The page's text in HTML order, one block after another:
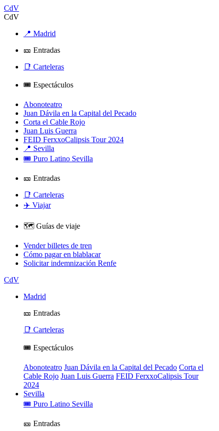
CdV
CdV
📍 Madrid
🎫 Entradas
📑 Carteleras
🎟️ Espectáculos
Abonoteatro
Juan Dávila en la Capital del Pecado
Corta el Cable Rojo
Juan Luis Guerra
FEID FerxxoCalipsis Tour 2024
📍 Sevilla
🎟️ Puro Latino Sevilla
🎫 Entradas
📑 Carteleras
✈️ Viajar
🗺️ Guías de viaje
Vender billetes de tren
Cómo pagar en blablacar
Solicitar indemnización Renfe
CdV
Madrid
🎫 Entradas
📑 Carteleras
🎟️ Espectáculos
Abonoteatro Juan Dávila en la Capital del Pecado Corta el
Cable Rojo Juan Luis Guerra FEID FerxxoCalipsis Tour
2024
Sevilla
🎟️ Puro Latino Sevilla
🎫 Entradas